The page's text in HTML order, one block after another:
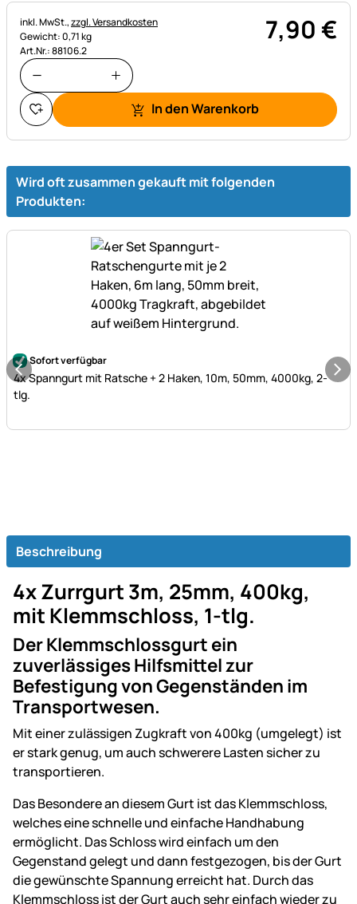
Steuerhinweis:
inkl. MwSt.,zzgl. Versandkosten
Gewicht: 0,71 kg
Art.Nr.: 88106.2
7,90€
In den Warenkorb
Wird oft zusammen gekauft mit folgenden
Produkten:
Noch keine Bewertungen abgegeben
Sofort verfügbar
4x Spanngurt mit Ratsche + 2 Haken, 10m, 50mm, 4000kg, 2-
tlg.
Beschreibung
4x Zurrgurt 3m, 25mm, 400kg,
mit Klemmschloss, 1-tlg.
Der Klemmschlossgurt ein
zuverlässiges Hilfsmittel zur
Befestigung von Gegenständen im
Transportwesen.
Mit einer zulässigen Zugkraft von 400kg (umgelegt) ist
er stark genug, um auch schwerere Lasten sicher zu
transportieren.
Das Besondere an diesem Gurt ist das Klemmschloss,
welches eine schnelle und einfache Handhabung
ermöglicht. Das Schloss wird einfach um den
Gegenstand gelegt und dann festgezogen, bis der Gurt
die gewünschte Spannung erreicht hat. Durch das
Klemmschloss ist der Gurt auch sehr einfach wieder zu